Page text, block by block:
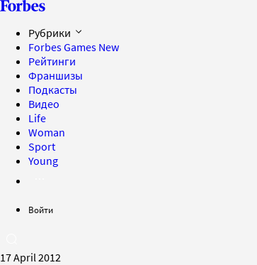
Рубрики
Forbes Games New
Рейтинги
Франшизы
Подкасты
Видео
Life
Woman
Sport
Young
Войти
17 April 2012